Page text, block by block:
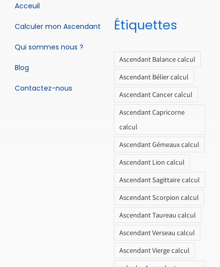
Acceuil
Calculer mon Ascendant
Qui sommes nous ?
Blog
Contactez-nous
Étiquettes
Ascendant Balance calcul
Ascendant Bélier calcul
Ascendant Cancer calcul
Ascendant Capricorne
calcul
Ascendant Gémeaux calcul
Ascendant Lion calcul
Ascendant Sagittaire calcul
Ascendant Scorpion calcul
Ascendant Taureau calcul
Ascendant Verseau calcul
Ascendant Vierge calcul